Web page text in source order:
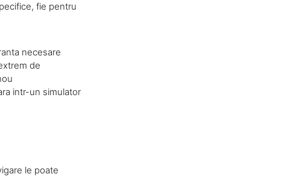
fie pentru
necesare
de
intr-un simulator
le poate